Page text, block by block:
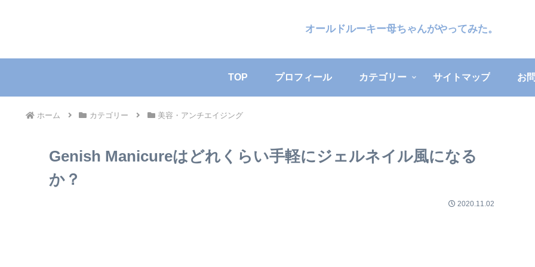
オールドルーキー母ちゃんがやってみた。
TOP プロフィール カテゴリー サイトマップ お
ホーム カテゴリー 美容・アンチエイジング
Genish Manicureはどれくらい手軽にジェルネイル風になる
か？
2020.11.02